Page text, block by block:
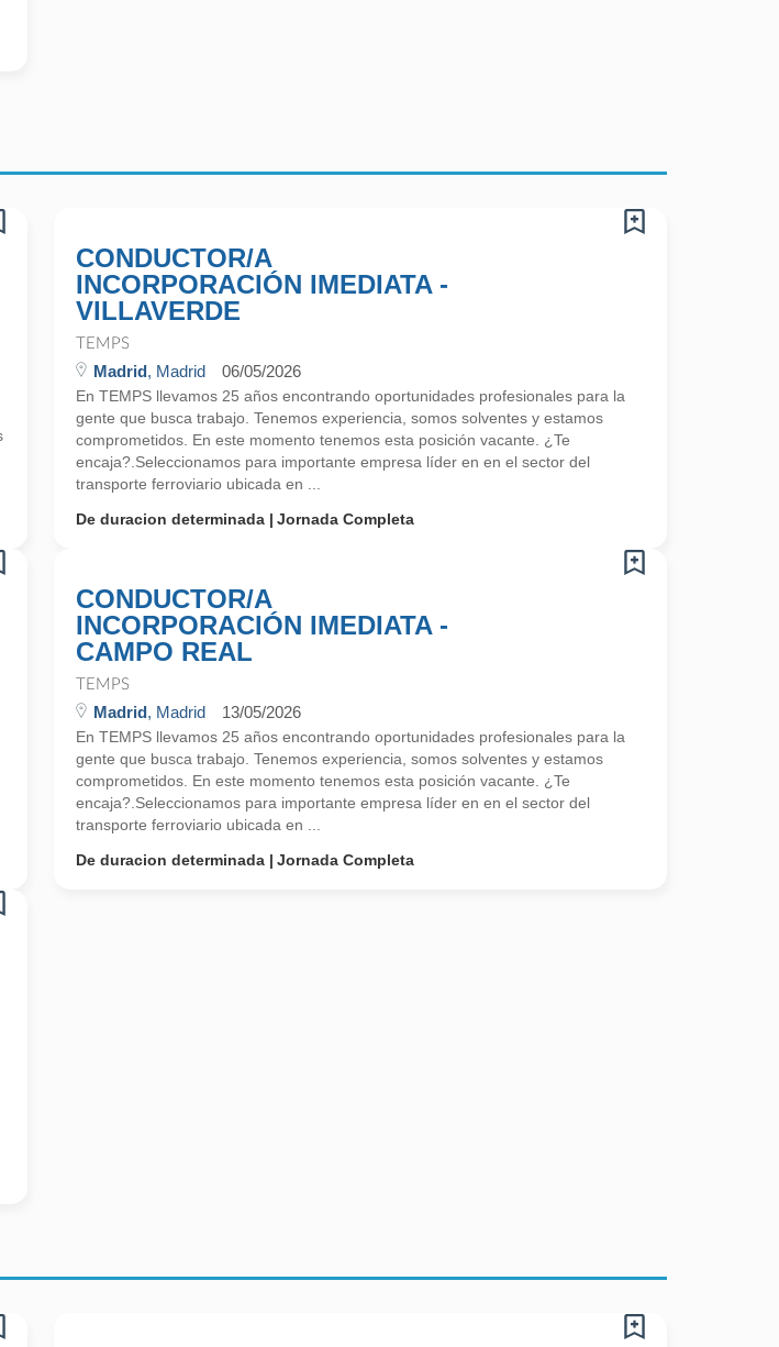
CONDUCTOR/A
INCORPORACIÓN IMEDIATA -
VILLAVERDE
TEMPS
Madrid, Madrid 06/05/2026
En TEMPS llevamos 25 años encontrando oportunidades profesionales para la
gente que busca trabajo. Tenemos experiencia, somos solventes y estamos
comprometidos. En este momento tenemos esta posición vacante. ¿Te
encaja?.Seleccionamos para importante empresa líder en en el sector del
transporte ferroviario ubicada en ...
De duracion determinada
Jornada Completa
CONDUCTOR/A
INCORPORACIÓN IMEDIATA -
CAMPO REAL
TEMPS
Madrid, Madrid 13/05/2026
En TEMPS llevamos 25 años encontrando oportunidades profesionales para la
gente que busca trabajo. Tenemos experiencia, somos solventes y estamos
comprometidos. En este momento tenemos esta posición vacante. ¿Te
encaja?.Seleccionamos para importante empresa líder en en el sector del
transporte ferroviario ubicada en ...
De duracion determinada
Jornada Completa